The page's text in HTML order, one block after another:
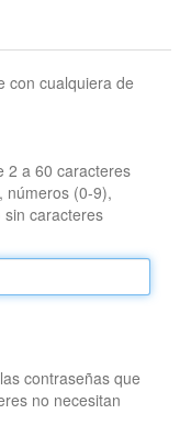
con cualquiera de
2 a 60 caracteres
números (0-9),
caracteres
contraseñas que
no necesitan